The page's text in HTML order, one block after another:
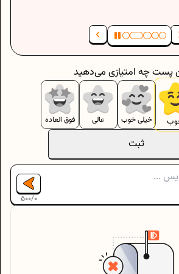
ثبت
خیلی خوب عالی فوق العاده
پست چه امتیازی می‌دهید
500/0